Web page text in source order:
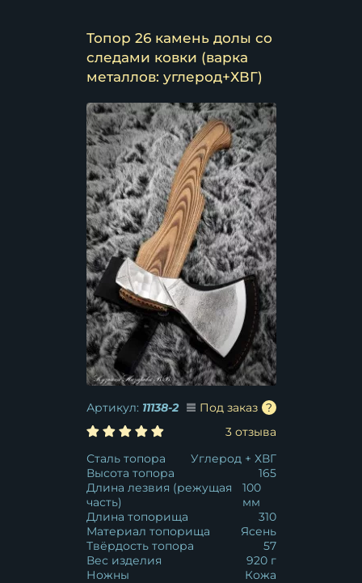
Топор 26 камень долы со
следами ковки (варка
металлов: углерод+ХВГ)
Артикул: 11138-2
Под заказ
3 отзыва
Сталь топора
Углерод + ХВГ
Высота топора
165
Длина лезвия (режущая
часть)
100
мм
Длина топорища
310
Материал топорища
Ясень
Твёрдость топора
57
Вес изделия
920 г
Ножны
Кожа